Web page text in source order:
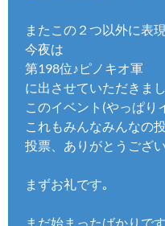
またこの２つ以外に表
今夜は
第198位♪ピノキオ軍
に出させていただきまし
このイベント(やっぱり
これもみんなみんなの
投票、ありがとうござ
まずお礼です｡
まだ始まったばかりです